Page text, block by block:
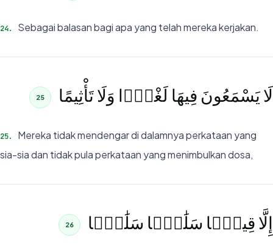
24. Sebagai balasan bagi apa yang telah mereka kerjakan.
لَا يَسْمَعُونَ فِيهَا لَغْوًۭا وَلَا تَأْثِيمًا 25
25.
Mereka tidak mendengar di dalamnya perkataan yang
sia-sia dan tidak pula perkataan yang menimbulkan dosa,
إِلَّا قِيلًۭا سَلَٰمًۭا سَلَٰمًۭا 26